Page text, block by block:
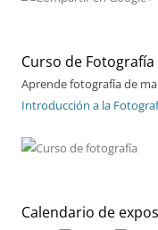
Curso de Fotografía
Aprende fotografía de
Introducción a la
Calendario de